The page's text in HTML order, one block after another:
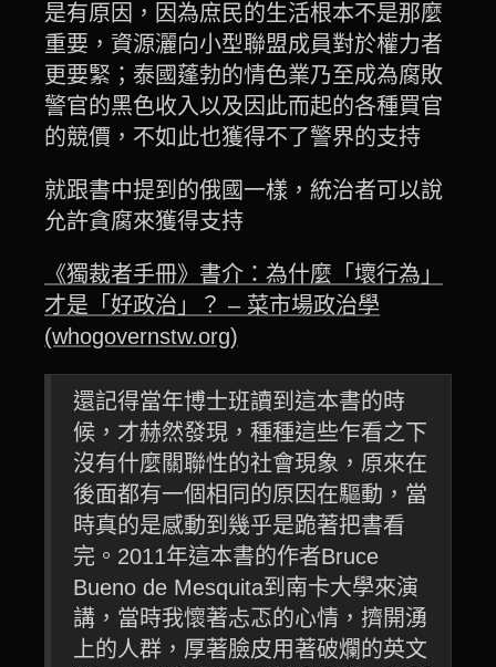
是有原因，因為庶民的生活根本不是那麼
重要，資源灑向小型聯盟成員對於權力者
更要緊；泰國蓬勃的情色業乃至成為腐敗
警官的黑色收入以及因此而起的各種買官
的競價，不如此也獲得不了警界的支持
就跟書中提到的俄國一樣，統治者可以說
允許貪腐來獲得支持
《獨裁者手冊》書介：為什麼「壞行為」
才是「好政治」？ – 菜市場政治學
(whogovernstw.org)
還記得當年博士班讀到這本書的時
候，才赫然發現，種種這些乍看之下
沒有什麼關聯性的社會現象，原來在
後面都有一個相同的原因在驅動，當
時真的是感動到幾乎是跪著把書看
完。2011年這本書的作者Bruce
Bueno de Mesquita到南卡大學來演
講，當時我懷著忐忑的心情，擠開湧
上的人群，厚著臉皮用著破爛的英文